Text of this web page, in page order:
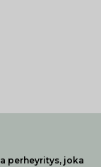
perheyritys, joka